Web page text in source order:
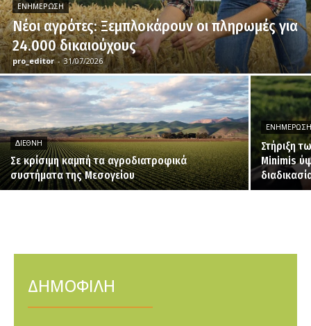
ΕΝΗΜΈΡΩΣΗ
Νέοι αγρότες: Ξεμπλοκάρουν οι πληρωμές για
24.000 δικαιούχους
pro_editor - 31/07/2026
ΔΙΕΘΝΉ
Σε κρίσιμη καμπή τα αγροδιατροφικά
συστήματα της Μεσογείου
Στήριξη
Minimis
ΔΗΜΟΦΙΛΗ